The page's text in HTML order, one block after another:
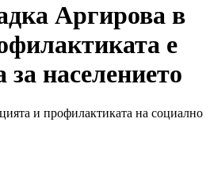
Аргирова в
е
населението
и профилактиката на социално